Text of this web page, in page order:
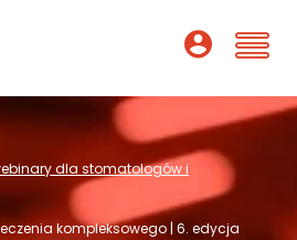
Szkolenia
Webinary
dla stomatologów i
kompleksowego | 6. edycja